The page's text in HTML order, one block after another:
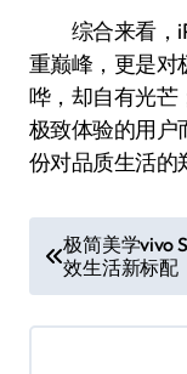
综合来看，
重巅峰，更是对
哗，却自有光芒
极致体验的用户
份对品质生活的
章
导
极简美学vivo
效生活新标配